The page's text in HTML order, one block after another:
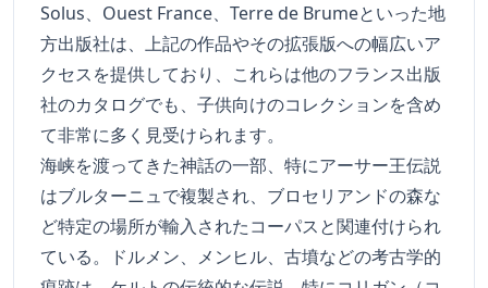
Solus、Ouest France、Terre de Brumeといった地
方出版社は、上記の作品やその拡張版への幅広いア
クセスを提供しており、これらは他のフランス出版
社のカタログでも、子供向けのコレクションを含め
て非常に多く見受けられます。
海峡を渡ってきた神話の一部、特にアーサー王伝説
はブルターニュで複製され、ブロセリアンドの森な
ど特定の場所が輸入されたコーパスと関連付けられ
ている。ドルメン、メンヒル、古墳などの考古学的